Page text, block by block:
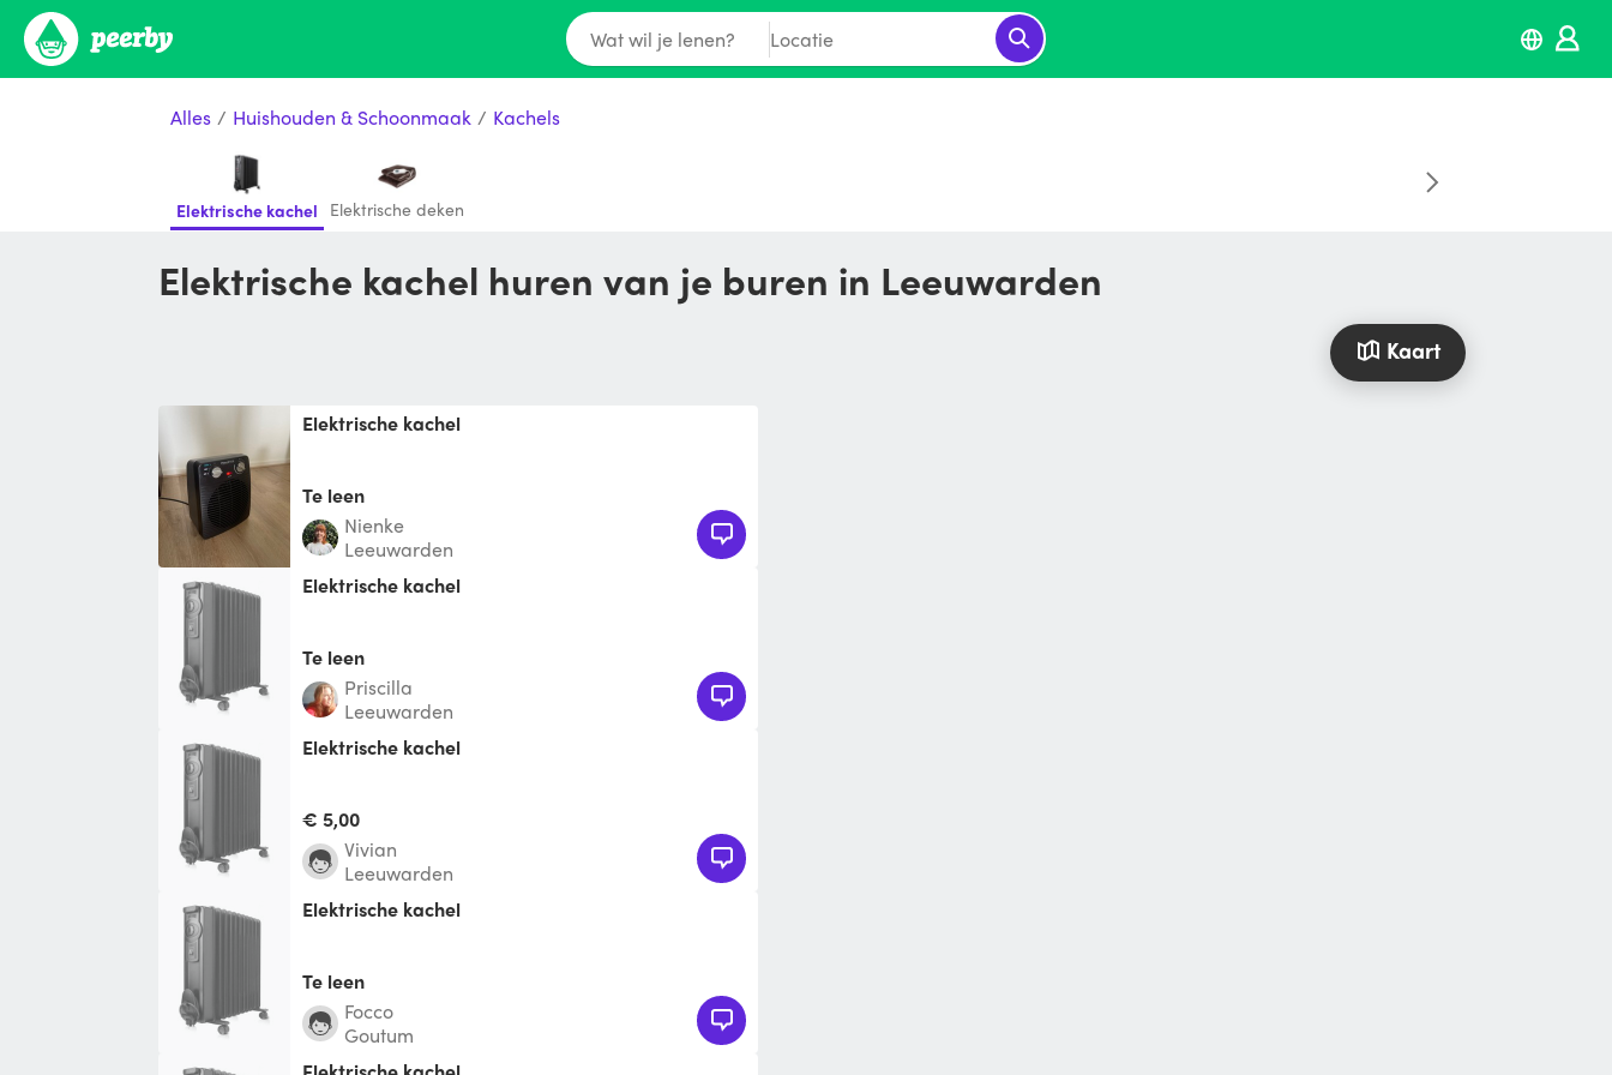
Wat wil je lenen? Locatie
Alles / Huishouden & Schoonmaak / Kachels
Elektrische kachel Elektrische deken
Elektrische kachel huren van je buren in Leeuwarden
Kaart
Elektrische kachel
Te leen
Nienke
Leeuwarden
Elektrische kachel
Te leen
Priscilla
Leeuwarden
Elektrische kachel
€ 5,00
Vivian
Leeuwarden
Elektrische kachel
Te leen
Focco
Goutum